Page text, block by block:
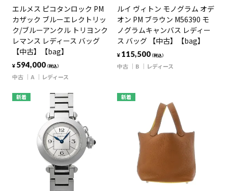
エルメス ピコタンロック PM
カザック ブルーエレクトリッ
ク/ブルーアンクル トリヨンク
レマンス レディース バッグ
【中古】【bag】
¥ 594,000（税込）
中古 A レディース
ルイ ヴィトン モノグラム オデ
オン PM ブラウン M56390 モ
ノグラムキャンバス レディー
ス バッグ 【中古】【bag】
¥ 115,500（税込）
中古 B レディース
新着 新着